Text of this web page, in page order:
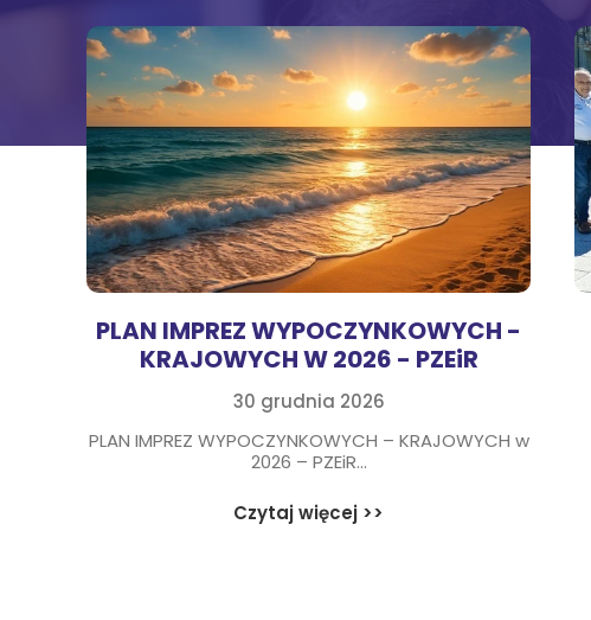
Nakło
Sępólno
Żnin
Więcbork
PLAN IMPREZ WYPOCZYNKOWYCH -
KRAJOWYCH W 2026 - PZEiR
30 grudnia 2026
PLAN IMPREZ WYPOCZYNKOWYCH – KRAJOWYCH w
2026 – PZEiR...
Czytaj więcej >>